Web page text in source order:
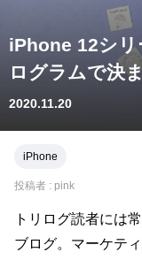
iPhone 12シ
ログラムで決
2020.11.20
iPhone
投稿者 : pink
トリログ読者には
ブログ。マーケテ